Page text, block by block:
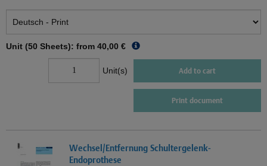
Unit (50 Sheets): from 40,00 €
Unit(s) Add to cart
Print document
Wechsel/Entfernung Schultergelenk-
Endoprothese